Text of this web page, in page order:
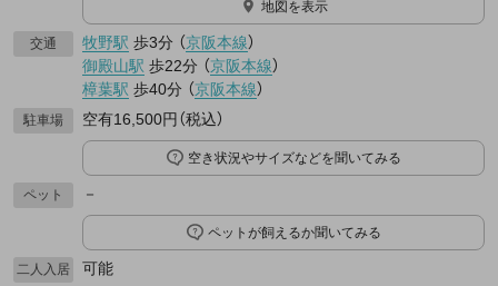
地図を表示
交通 牧野駅 歩3分 （京阪本線）
御殿山駅 歩22分 （京阪本線）
樟葉駅 歩40分 （京阪本線）
駐車場 空有16,500円（税込）
空き状況やサイズなどを聞いてみる
ペット －
ペットが飼えるか聞いてみる
二人入居 可能